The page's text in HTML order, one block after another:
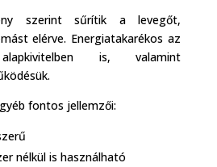
szerint sűrítik a levegőt,
elérve. Energiatakarékos az
is, valamint
fontos jellemzői:
nélkül is használható